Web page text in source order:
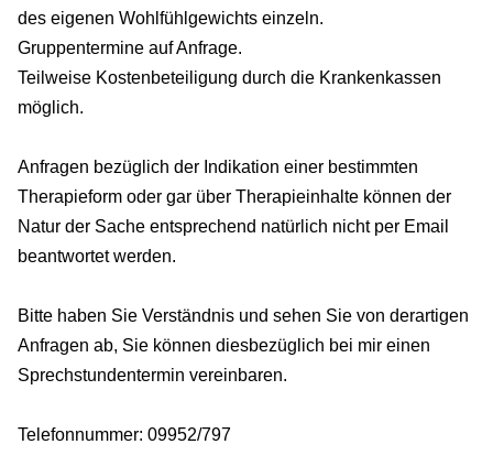
des eigenen Wohlfühlgewichts einzeln.
Gruppentermine auf Anfrage.
Teilweise Kostenbeteiligung durch die Krankenkassen
möglich.
Anfragen bezüglich der Indikation einer bestimmten
Therapieform oder gar über Therapieinhalte können der
Natur der Sache entsprechend natürlich nicht per Email
beantwortet werden.
Bitte haben Sie Verständnis und sehen Sie von derartigen
Anfragen ab, Sie können diesbezüglich bei mir einen
Sprechstundentermin vereinbaren.
Telefonnummer: 09952/797